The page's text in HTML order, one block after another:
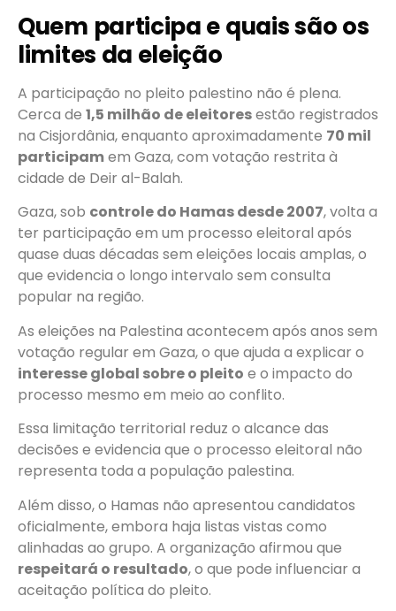
Quem participa e quais são os
limites da eleição
A participação no pleito palestino não é plena.
Cerca de 1,5 milhão de eleitoresestão registrados
na Cisjordânia, enquanto aproximadamente 70 mil
participamem Gaza, com votação restrita à
cidade de Deir al-Balah.
Gaza, sob controle do Hamas desde 2007, volta a
ter participação em um processo eleitoral após
quase duas décadas sem eleições locais amplas, o
que evidencia o longo intervalo sem consulta
popular na região.
As eleições na Palestina acontecem após anos sem
votação regular em Gaza, o que ajuda a explicar o
interesse global sobre o pleito e o impacto do
processo mesmo em meio ao conflito.
Essa limitação territorial reduz o alcance das
decisões e evidencia que o processo eleitoral não
representa toda a população palestina.
Além disso, o Hamas não apresentou candidatos
oficialmente, embora haja listas vistas como
alinhadas ao grupo. A organização afirmou que
respeitará o resultado, o que pode influenciar a
aceitação política do pleito.